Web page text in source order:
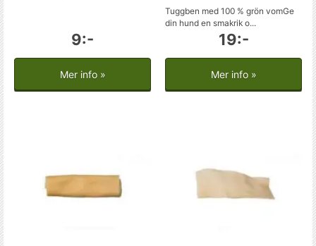
9:-
Mer info »
Tuggben med 100 % grön vomGe
din hund en smakrik o...
19:-
Mer info »